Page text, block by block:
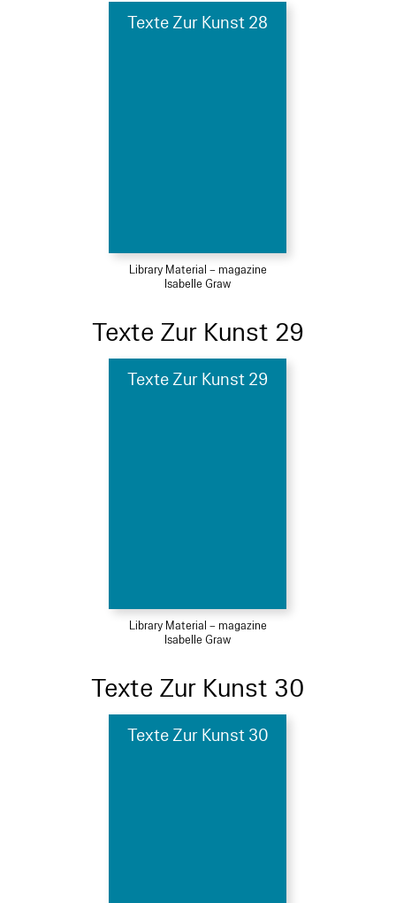
Texte Zur Kunst 28
Library Material – magazine
Isabelle Graw
Texte Zur Kunst 29
Texte Zur Kunst 29
Library Material – magazine
Isabelle Graw
Texte Zur Kunst 30
Texte Zur Kunst 30